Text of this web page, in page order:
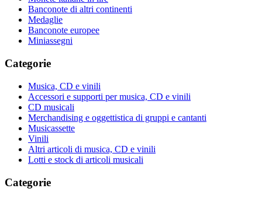
Banconote di altri continenti
Medaglie
Banconote europee
Miniassegni
Categorie
Musica, CD e vinili
Accessori e supporti per musica, CD e vinili
CD musicali
Merchandising e oggettistica di gruppi e cantanti
Musicassette
Vinili
Altri articoli di musica, CD e vinili
Lotti e stock di articoli musicali
Categorie